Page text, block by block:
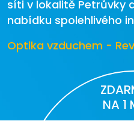
síti v lokalitě Petrůvky
nabídku spolehlivého
Optika vzduchem -
NA 1